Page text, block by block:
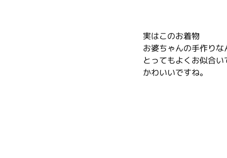
実はこのお着物
お婆ちゃんの手作りな
とってもよくお似合い
かわいいですね。